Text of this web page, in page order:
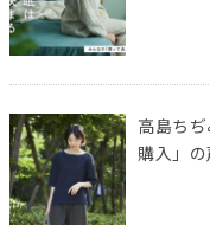
高島ち
購入」